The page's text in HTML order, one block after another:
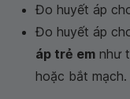
Đo huyết áp
Đo huyết áp
áp trẻ em như
hoặc bắt mạch.